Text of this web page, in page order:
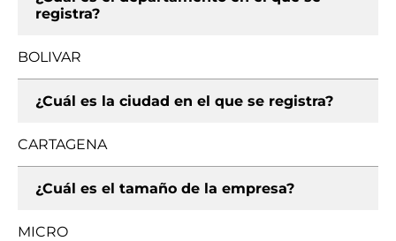
registra?
BOLIVAR
¿Cuál es la ciudad en el que se registra?
CARTAGENA
¿Cuál es el tamaño de la empresa?
MICRO